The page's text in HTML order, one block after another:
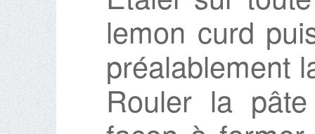
lemon curd
préalablement
Rouler la